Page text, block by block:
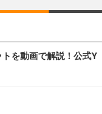
トを動画で解説！公式Y